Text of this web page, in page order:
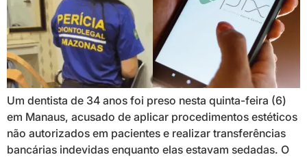
Um dentista de 34 anos foi preso nesta quinta-feira (6)
em Manaus, acusado de aplicar procedimentos estéticos
não autorizados em pacientes e realizar transferências
bancárias indevidas enquanto elas estavam sedadas. O